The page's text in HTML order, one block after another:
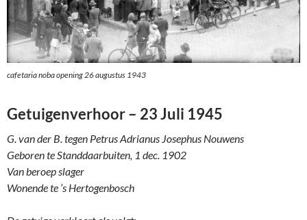
cafetaria noba opening 26 augustus 1943
Getuigenverhoor – 23 Juli 1945
G. van der B. tegen Petrus Adrianus Josephus Nouwens
Geboren te Standdaarbuiten, 1 dec. 1902
Van beroep slager
Wonende te ’s Hertogenbosch